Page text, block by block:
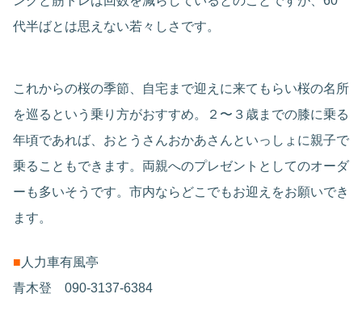
代半ばとは思えない若々しさです。
これからの桜の季節、自宅まで迎えに来てもらい桜の名所
を巡るという乗り方がおすすめ。２〜３歳までの膝に乗る
年頃であれば、おとうさんおかあさんといっしょに親子で
乗ることもできます。両親へのプレゼントとしてのオーダ
ーも多いそうです。市内ならどこでもお迎えをお願いでき
ます。
■ 人力車有風亭
青木登 090-3137-6384